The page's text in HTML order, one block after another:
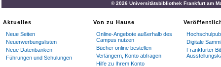
© 2026 Universitätsbibliothek Frankfurt am
Aktuelles
Neue Seiten
Neuerwerbungslisten
Neue Datenbanken
Führungen und Schulungen
Von zu Hause
Online-Angebote außerhalb des
Campus nutzen
Bücher online bestellen
Verlängern, Konto abfragen
Hilfe zu Ihrem Konto
Digitale
Frankfurter